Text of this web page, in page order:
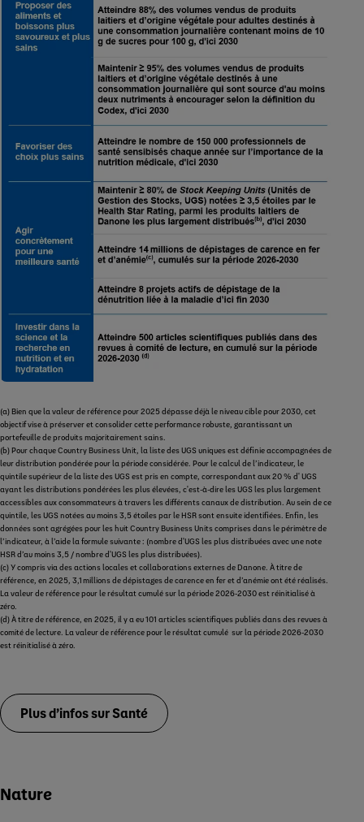
(a) Bien que la valeur de référence pour 2025 dépasse déjà le niveau cible pour 2030, cet
objectif vise à préserver et consolider cette performance robuste, garantissant un
portefeuille de produits majoritairement sains.
(b) Pour chaque Country Business Unit, la liste des UGS uniques est définie accompagnées de
leur distribution pondérée pour la période considérée. Pour le calcul de l’indicateur, le
quintile supérieur de la liste des UGS est pris en compte, correspondant aux 20 % d' UGS
ayant les distributions pondérées les plus élevées, c'est-à-dire les UGS les plus largement
accessibles aux consommateurs à travers les différents canaux de distribution. Au sein de ce
quintile, les UGS notées au moins 3,5 étoiles par le HSR sont ensuite identifiées. Enfin, les
données sont agrégées pour les huit Country Business Units comprises dans le périmètre de
l’indicateur, à l’aide la formule suivante : (nombre d'UGS les plus distribuées avec une note
HSR d’au moins 3,5 / nombre d'UGS les plus distribuées).
(c) Y compris via des actions locales et collaborations externes de Danone. À titre de
référence, en 2025, 3,1 millions de dépistages de carence en fer et d’anémie ont été réalisés.
La valeur de référence pour le résultat cumulé sur la période 2026‑2030 est réinitialisé à
zéro.
(d) À titre de référence, en 2025, il y a eu 101 articles scientifiques publiés dans des revues à
comité de lecture. La valeur de référence pour le résultat cumulé sur la période 2026‑2030
est réinitialisé à zéro.
Plus d’infos sur Santé
Nature